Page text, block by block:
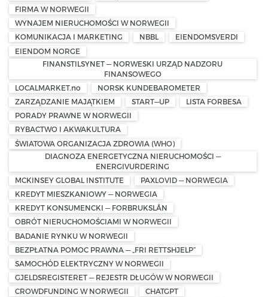
FIRMA W NORWEGII
WYNAJEM NIERUCHOMOŚCI W NORWEGII
KOMUNIKACJA I MARKETING
NBBL
EIENDOMSVERDI
EIENDOM NORGE
FINANSTILSYNET — NORWESKI URZĄD NADZORU
FINANSOWEGO
LOCALMARKET.no
NORSK KUNDEBAROMETER
ZARZĄDZANIE MAJĄTKIEM
START—UP
LISTA FORBESA
PORADY PRAWNE W NORWEGII
RYBACTWO I AKWAKULTURA
ŚWIATOWA ORGANIZACJA ZDROWIA (WHO)
DIAGNOZA ENERGETYCZNA NIERUCHOMOŚCI —
ENERGIVURDERING
MCKINSEY GLOBAL INSTITUTE
PAXLOVID — NORWEGIA
KREDYT MIESZKANIOWY — NORWEGIA
KREDYT KONSUMENCKI — FORBRUKSLÅN
OBRÓT NIERUCHOMOŚCIAMI W NORWEGII
BADANIE RYNKU W NORWEGII
BEZPŁATNA POMOC PRAWNA — „FRI RETTSHJELP”
SAMOCHÓD ELEKTRYCZNY W NORWEGII
GJELDSREGISTERET — REJESTR DŁUGÓW W NORWEGII
CROWDFUNDING W NORWEGII
CHATGPT